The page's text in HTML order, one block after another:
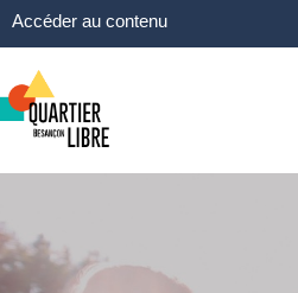
Accéder au contenu
Panneau de gestion des cookies